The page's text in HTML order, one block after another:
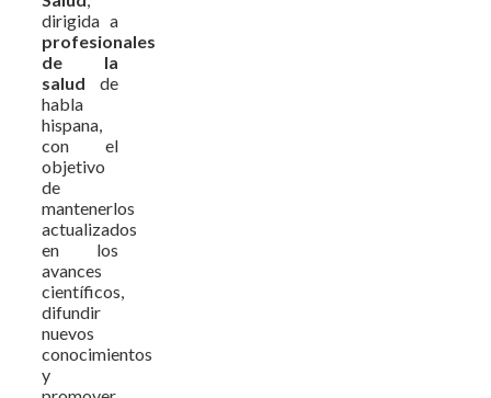
dirigida a
profesionales
de la
salud de
habla
hispana,
con el
objetivo
de
mantenerlos
actualizados
en los
avances
científicos,
difundir
nuevos
conocimientos
y